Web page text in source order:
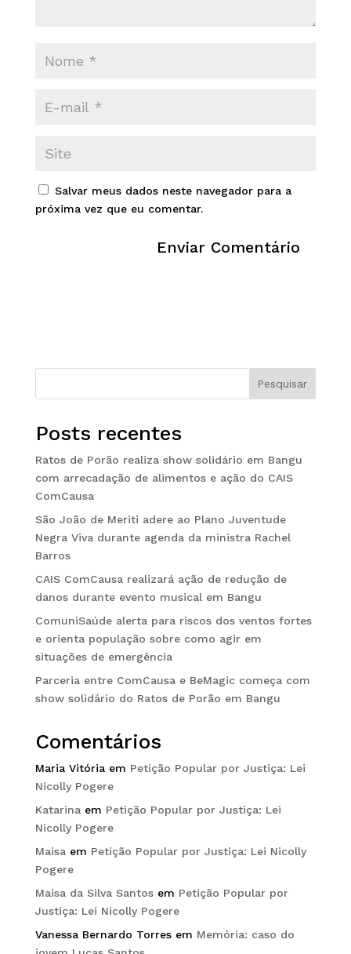
Salvar meus dados neste navegador para a
próxima vez que eu comentar.
Pesquisar
Posts recentes
Ratos de Porão realiza show solidário em Bangu
com arrecadação de alimentos e ação do CAIS
ComCausa
São João de Meriti adere ao Plano Juventude
Negra Viva durante agenda da ministra Rachel
Barros
CAIS ComCausa realizará ação de redução de
danos durante evento musical em Bangu
ComuniSaúde alerta para riscos dos ventos fortes
e orienta população sobre como agir em
situações de emergência
Parceria entre ComCausa e BeMagic começa com
show solidário do Ratos de Porão em Bangu
Comentários
Maria Vitóriaem Petição Popular por Justiça: Lei
Nicolly Pogere
Katarinaem Petição Popular por Justiça: Lei
Nicolly Pogere
Maisaem Petição Popular por Justiça: Lei Nicolly
Pogere
Maisa da Silva Santosem Petição Popular por
Justiça: Lei Nicolly Pogere
Vanessa Bernardo Torresem Memória: caso do